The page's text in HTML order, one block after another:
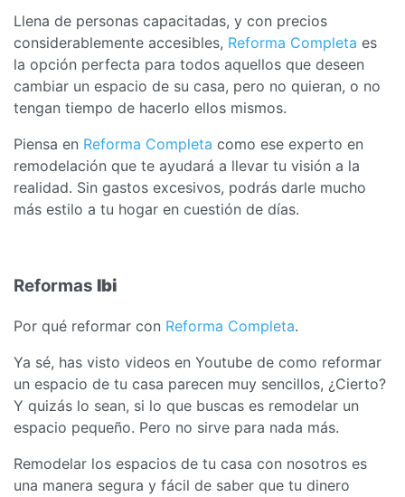
Llena de personas capacitadas, y con precios
considerablemente accesibles, Reforma Completa es
la opción perfecta para todos aquellos que deseen
cambiar un espacio de su casa, pero no quieran, o no
tengan tiempo de hacerlo ellos mismos.
Piensa en Reforma Completa como ese experto en
remodelación que te ayudará a llevar tu visión a la
realidad. Sin gastos excesivos, podrás darle mucho
más estilo a tu hogar en cuestión de días.
Reformas Ibi
Por qué reformar con Reforma Completa.
Ya sé, has visto videos en Youtube de como reformar
un espacio de tu casa parecen muy sencillos, ¿Cierto?
Y quizás lo sean, si lo que buscas es remodelar un
espacio pequeño. Pero no sirve para nada más.
Remodelar los espacios de tu casa con nosotros es
una manera segura y fácil de saber que tu dinero